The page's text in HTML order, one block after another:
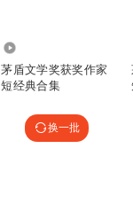
茅盾文学奖获奖作家
短经典合集
换一批